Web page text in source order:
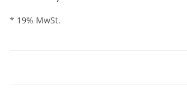
* 19% MwSt.